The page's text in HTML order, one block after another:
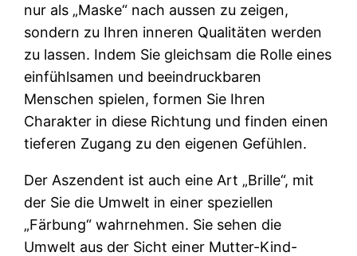
nur als „Maske“ nach aussen zu zeigen,
sondern zu Ihren inneren Qualitäten werden
zu lassen. Indem Sie gleichsam die Rolle eines
einfühlsamen und beeindruckbaren
Menschen spielen, formen Sie Ihren
Charakter in diese Richtung und finden einen
tieferen Zugang zu den eigenen Gefühlen.
Der Aszendent ist auch eine Art „Brille“, mit
der Sie die Umwelt in einer speziellen
„Färbung“ wahrnehmen. Sie sehen die
Umwelt aus der Sicht einer Mutter-Kind-